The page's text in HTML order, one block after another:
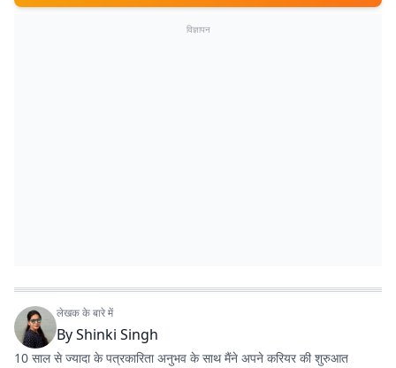
विज्ञापन
लेखक के बारे में
ByShinki Singh
10 साल से ज्यादा के पत्रकारिता अनुभव के साथ मैंने अपने करियर की शुरुआत